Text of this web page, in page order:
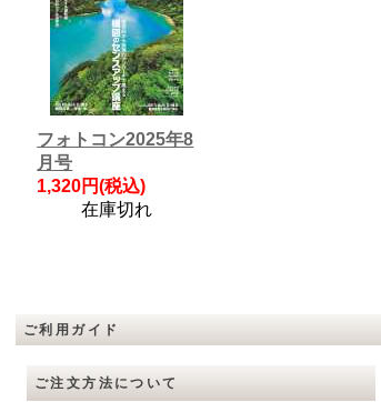
フォトコン2025年8
月号
1,320円(税込)
在庫切れ
ご利用ガイド
ご注文方法について